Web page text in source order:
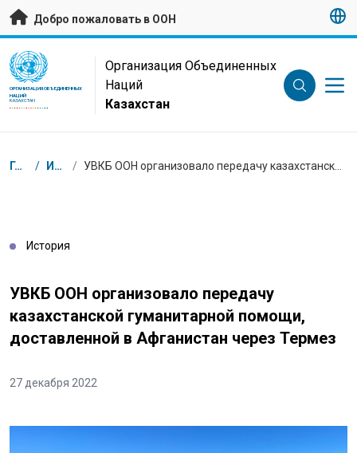
Перейти к основному содержанию
Добро пожаловать в ООН
UN Logo
ОРГАНИЗАЦИЯ ОБЪЕДИНЕННЫХ
НАЦИЙ
КАЗАХСТАН
Организация Объединенных
Наций
Казахстан
Навигационная цепочка
Главная / Истории / УВКБ ООН организовало передачу казахстанской гуманитарной помощи, доставленной в Афганистан через Термез
История
УВКБ ООН организовало передачу
казахстанской гуманитарной помощи,
доставленной в Афганистан через Термез
27 декабря 2022